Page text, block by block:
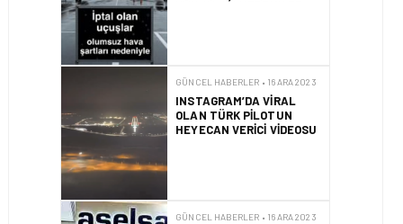
SANAYISININ KALBI
DLSS’TE ATTI